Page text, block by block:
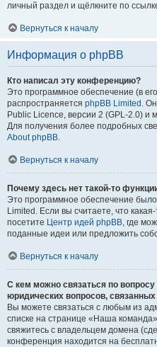
личный раздел и щёлкните по
Вернуться к началу
Информация о phpBB
Кто написал эту конференцию?
Это программное обеспечение (в
распространяется phpBB Limited .
Public Licence, версии 2 (GPL-2.0) и
Для получения более подробных
About phpBB.
Вернуться к началу
Почему здесь нет такой-то
Это программное обеспечение
Limited. Если вы считаете, что
посетите Центр идей phpBB, где
поданные идеи или предложить
Вернуться к началу
С кем можно связаться по вопросу
юридических вопросов,
Вы можете связаться с любым из
списке на странице «Наша
свяжитесь с владельцем домена
конференция находится на